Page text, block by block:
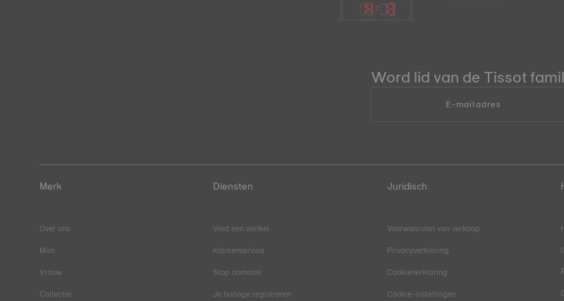
14: 13
Word lid van de Tissot
E-mailadres
Merk
Over ons
Man
Vrouw
Collectie
Diensten
Vind een winkel
klantenservice
Stop namaak
Je horloge registreren
Juridisch
Voorwaarden van verkoop
Privacyverklaring
Cookieverklaring
Cookie-instellingen